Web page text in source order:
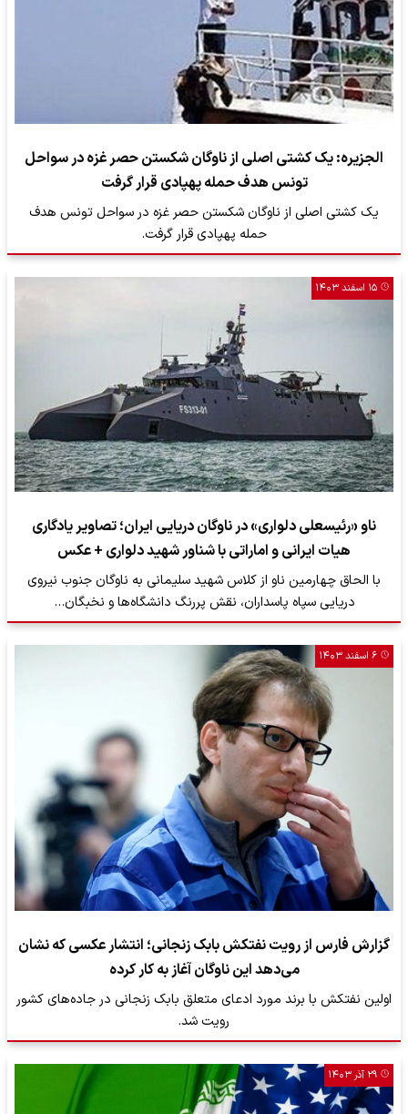
الجزیره: یک کشتی اصلی از ناوگان شکستن حصر غزه در سواحل
تونس هدف حمله پهپادی قرار گرفت
یک کشتی اصلی از ناوگان شکستن حصر غزه در سواحل تونس هدف
حمله پهپادی قرار گرفت.
۱۵ اسفند ۱۴۰۳
ناو «رئیسعلی دلواری» در ناوگان دریایی ایران؛ تصاویر یادگاری
هیات ایرانی و اماراتی با شناور شهید دلواری + عکس
با الحاق چهارمین ناو از کلاس شهید سلیمانی به ناوگان جنوب نیروی
دریایی سپاه پاسداران، نقش پررنگ دانشگاه‌ها و نخبگان…
۶ اسفند ۱۴۰۳
گزارش فارس از رویت نفتکش‌ بابک زنجانی؛ انتشار عکسی که نشان
می‌دهد این ناوگان آغاز به کار کرده
اولین نفتکش با برند مورد ادعای متعلق بابک زنجانی در جاده‌های کشور
رویت شد.
۲۹ آذر ۱۴۰۳